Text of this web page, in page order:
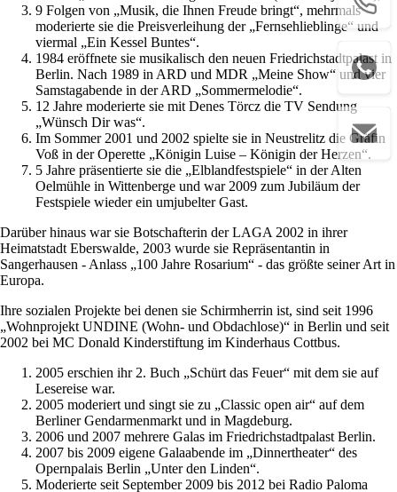
9 Folgen von „Musik, die Ihnen Freude bringt“, mehrmals
moderierte sie die Preisverleihung der „Fernsehlieblinge“ und
viermal „Ein Kessel Buntes“.
1984 eröffnete sie musikalisch den neuen Friedrichstadtpalast in
Berlin. Nach 1989 in ARD und MDR „Meine Show“ und vier
Samstagabende in der ARD „Sommermelodie“.
12 Jahre moderierte sie mit Denes Törcz die TV Sendung
„Wünsch Dir was“.
Im Sommer 2001 und 2002 spielte sie in Neustrelitz die Gräfin
Voß in der Operette „Königin Luise – Königin der Herzen“.
5 Jahre präsentierte sie die „Elblandfestspiele“ in der Alten
Oelmühle in Wittenberge und war 2009 zum Jubiläum der
Festspiele wieder ein umjubelter Gast.
Darüber hinaus war sie Botschafterin der LAGA 2002 in ihrer
Heimatstadt Eberswalde, 2003 wurde sie Repräsentantin in
Sangerhausen - Anlass „100 Jahre Rosarium“ - das größte seiner Art in
Europa.
Ihre sozialen Projekte bei denen sie Schirmherrin ist, sind seit 1996
„Wohnprojekt UNDINE (Wohn- und Obdachlose)“ in Berlin und seit
2002 bei MC Donald Kinderstiftung im Kinderhaus Cottbus.
2005 erschien ihr 2. Buch „Schürt das Feuer“ mit dem sie auf
Lesereise war.
2005 moderiert und singt sie zu „Classic open air“ auf dem
Berliner Gendarmenmarkt und in Magdeburg.
2006 und 2007 mehrere Galas im Friedrichstadtpalast Berlin.
2007 bis 2009 eigene Galaabende im „Dinnertheater“ des
Opernpalais Berlin „Unter den Linden“.
Moderierte seit September 2009 bis 2012 bei Radio Paloma